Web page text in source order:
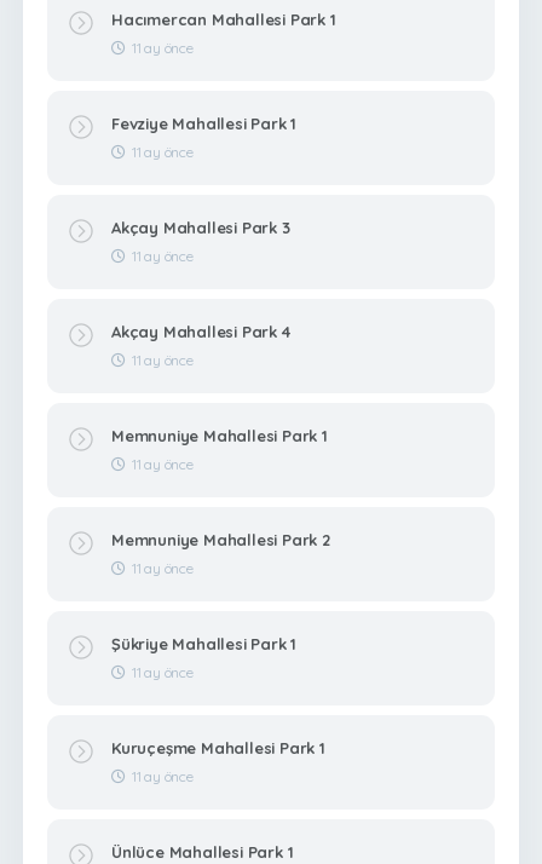
Hacımercan Mahallesi Park 1
11 ay önce
Fevziye Mahallesi Park 1
11 ay önce
Akçay Mahallesi Park 3
11 ay önce
Akçay Mahallesi Park 4
11 ay önce
Memnuniye Mahallesi Park 1
11 ay önce
Memnuniye Mahallesi Park 2
11 ay önce
Şükriye Mahallesi Park 1
11 ay önce
Kuruçeşme Mahallesi Park 1
11 ay önce
Ünlüce Mahallesi Park 1